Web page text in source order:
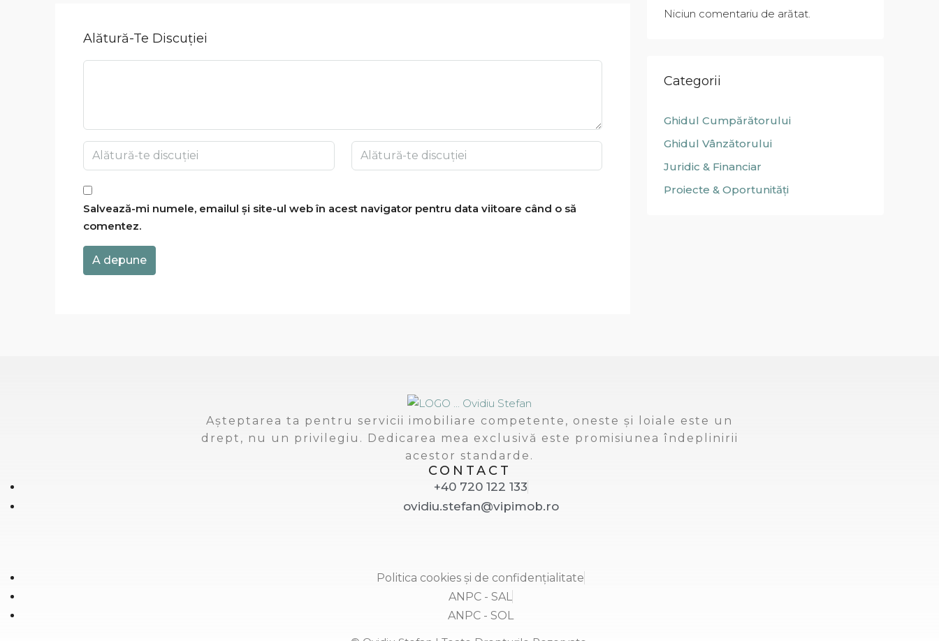
Alătură-Te Discuției
Salvează-mi numele, emailul și site-ul web în acest navigator pentru data viitoare când o să
comentez.
A depune
Niciun comentariu de arătat.
Categorii
Ghidul Cumpărătorului
Ghidul Vânzătorului
Juridic & Financiar
Proiecte & Oportunități
Așteptarea ta pentru servicii imobiliare competente, oneste și loiale este un
drept, nu un privilegiu. Dedicarea mea exclusivă este promisiunea îndeplinirii
acestor standarde.
CONTACT
+40 720 122 133
ovidiu.stefan@vipimob.ro
Politica cookies și de confidențialitate
ANPC - SAL
ANPC - SOL